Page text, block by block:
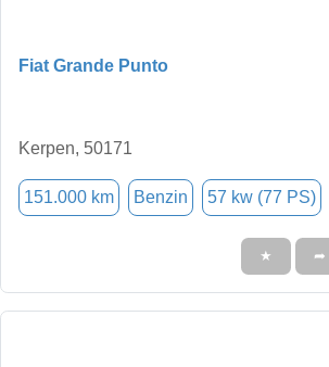
Fiat Grande Punto
Kerpen, 50171
151.000 km Benzin 57 kw (77 PS)
★ ➦